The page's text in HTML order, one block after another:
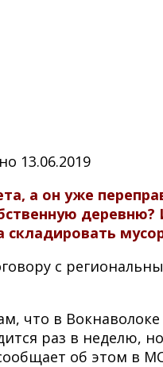
13.06.2019
а он уже
с
что в
раз в неделю,
об этом в